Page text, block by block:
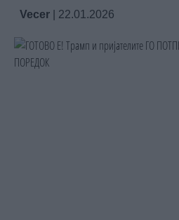
Vecer 22.01.2026